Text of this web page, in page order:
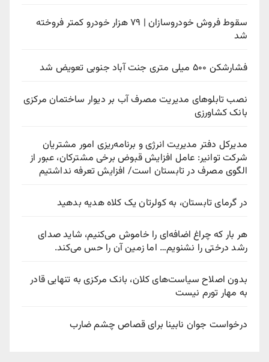
سقوط فروش خودروسازان | ۷۹ هزار خودرو کمتر فروخته
شد
فشارشکن ۵۰۰ میلی متری جنت آباد جنوبی تعویض شد
نصب تابلوهای مدیریت مصرف آب بر دیوار ساختمان مرکزی
بانک کشاورزی
مدیرکل دفتر مدیریت انرژی و برنامه‌ریزی امور مشتریان
شرکت توانیر: عامل افزایش قبوض برخی مشترکان، عبور از
الگوی مصرف در تابستان است/ افزایش تعرفه نداشتیم
در گرمای تابستان، به کولرتان یک کلاه هدیه بدهید
هر بار که چراغ اضافه‌ای را خاموش می‌کنیم، شاید صدای
رشد درختی را نشنویم… اما زمین آن را حس می‌کند.
بدون اصلاح سیاست‌های کلان، بانک مرکزی به تنهایی قادر
به مهار تورم نیست
درخواست جوان نابینا برای قصاص چشم ضارب